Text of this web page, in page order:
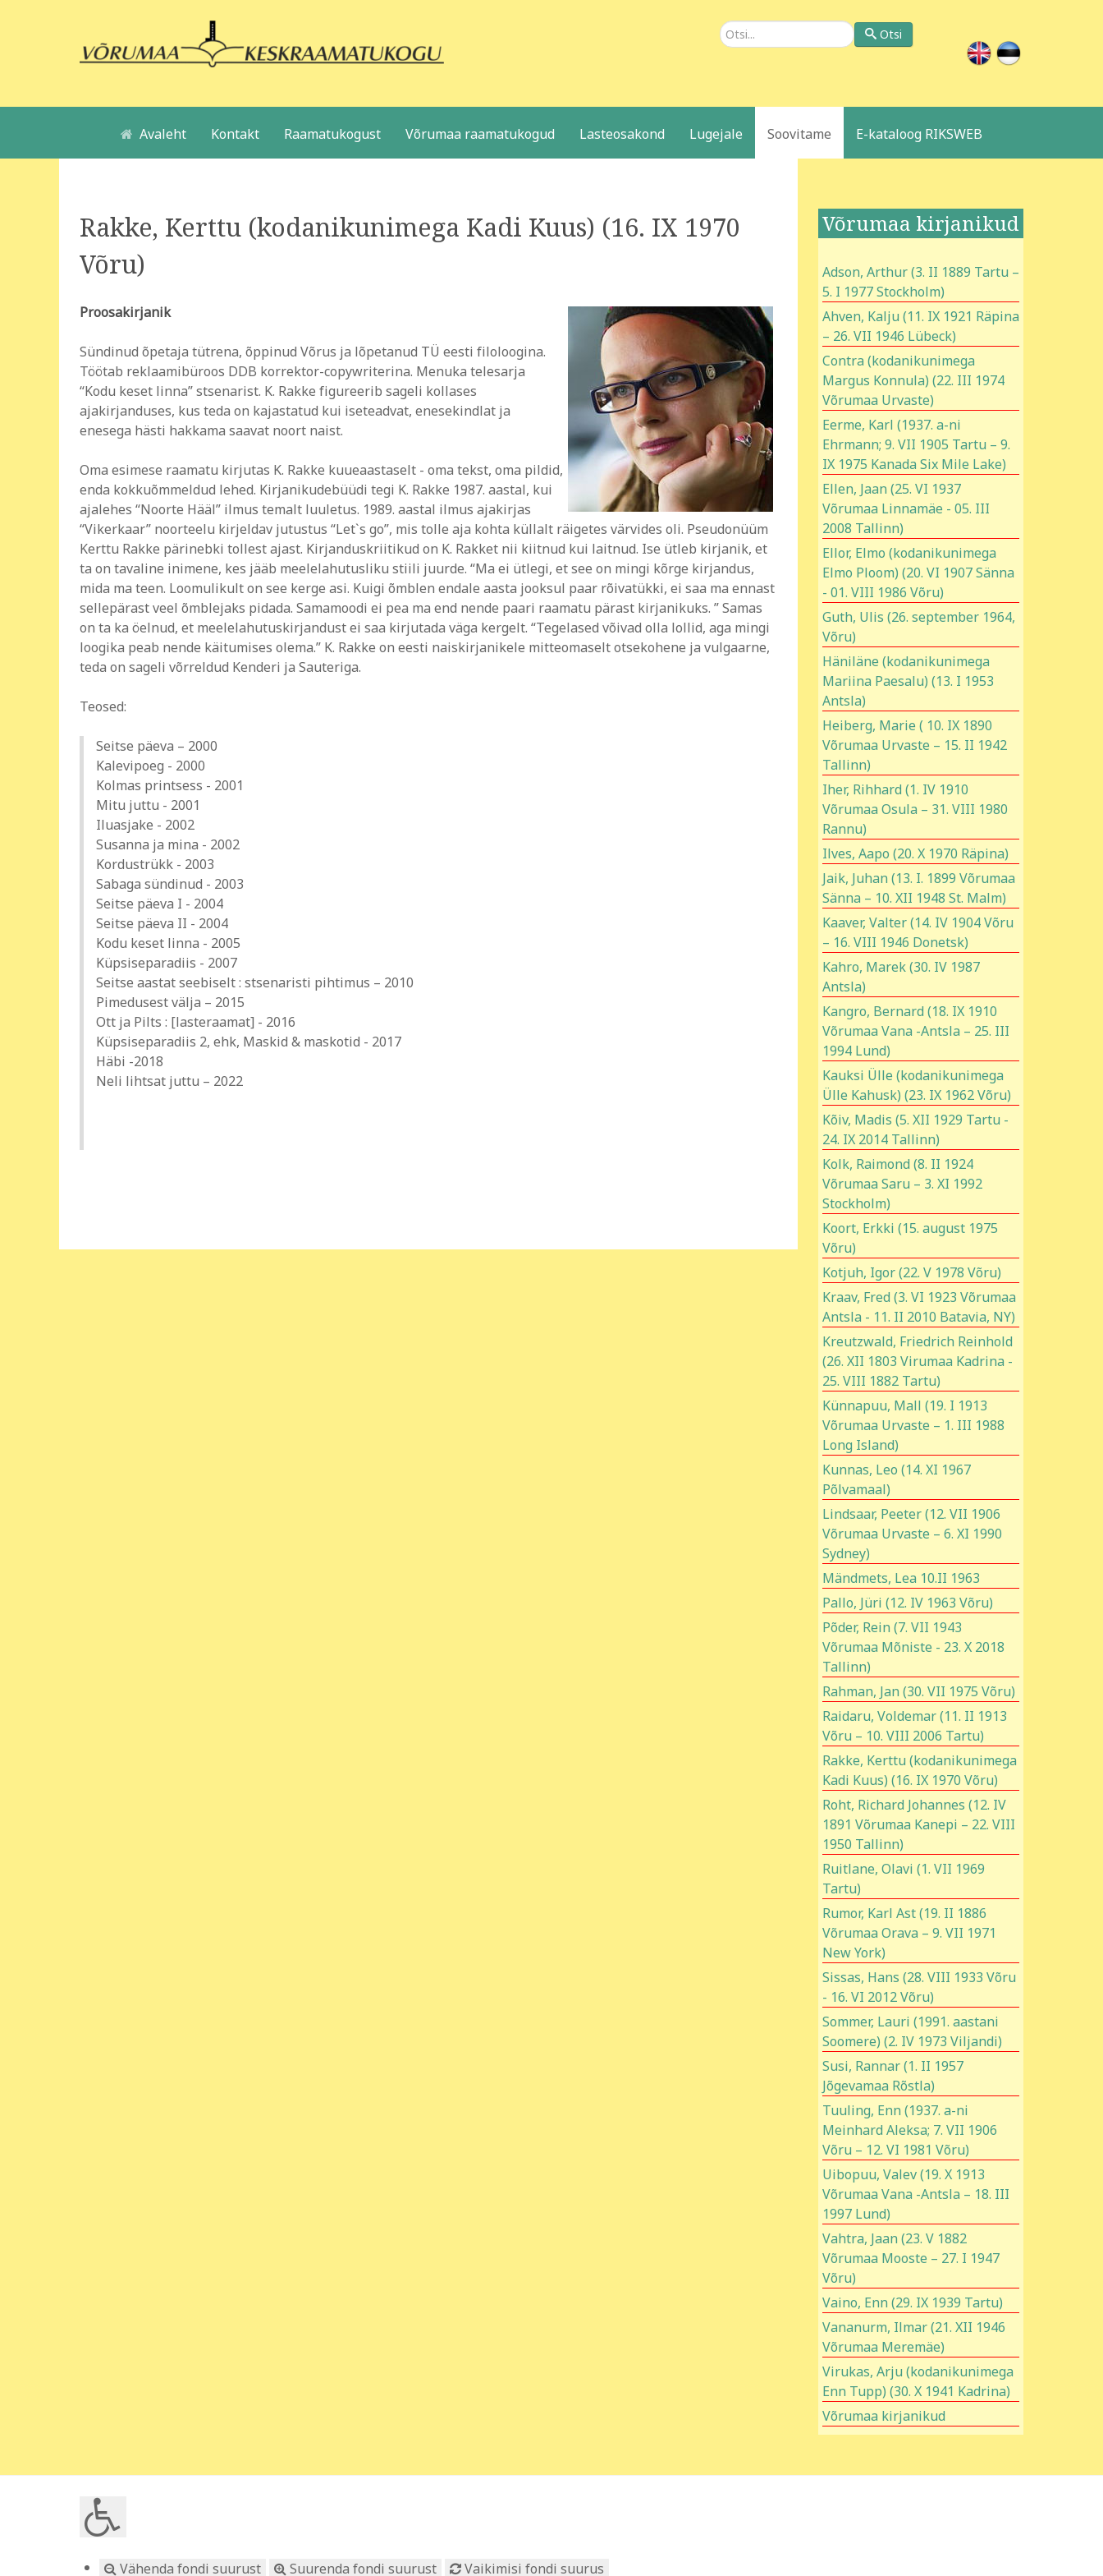
Otsi Otsi
Avaleht Kontakt Raamatukogust Võrumaa raamatukogud Lasteosakond Lugejale Soovitame E-kataloog RIKSWEB
Rakke, Kerttu (kodanikunimega Kadi Kuus) (16. IX 1970
Võru)
Proosakirjanik
Sündinud õpetaja tütrena, õppinud Võrus ja lõpetanud TÜ eesti filoloogina.
Töötab reklaamibüroos DDB korrektor-copywriterina. Menuka telesarja
“Kodu keset linna” stsenarist. K. Rakke figureerib sageli kollases
ajakirjanduses, kus teda on kajastatud kui iseteadvat, enesekindlat ja
enesega hästi hakkama saavat noort naist.
Oma esimese raamatu kirjutas K. Rakke kuueaastaselt - oma tekst, oma pildid,
enda kokkuõmmeldud lehed. Kirjanikudebüüdi tegi K. Rakke 1987. aastal, kui
ajalehes “Noorte Hääl” ilmus temalt luuletus. 1989. aastal ilmus ajakirjas
“Vikerkaar” noorteelu kirjeldav jutustus “Let`s go”, mis tolle aja kohta küllalt räigetes värvides oli. Pseudonüüm
Kerttu Rakke pärinebki tollest ajast. Kirjanduskriitikud on K. Rakket nii kiitnud kui laitnud. Ise ütleb kirjanik, et
ta on tavaline inimene, kes jääb meelelahutusliku stiili juurde. “Ma ei ütlegi, et see on mingi kõrge kirjandus,
mida ma teen. Loomulikult on see kerge asi. Kuigi õmblen endale aasta jooksul paar rõivatükki, ei saa ma ennast
sellepärast veel õmblejaks pidada. Samamoodi ei pea ma end nende paari raamatu pärast kirjanikuks. ” Samas
on ta ka öelnud, et meelelahutuskirjandust ei saa kirjutada väga kergelt. “Tegelased võivad olla lollid, aga mingi
loogika peab nende käitumises olema.” K. Rakke on eesti naiskirjanikele mitteomaselt otsekohene ja vulgaarne,
teda on sageli võrreldud Kenderi ja Sauteriga.
Teosed:
Seitse päeva – 2000
Kalevipoeg - 2000
Kolmas printsess - 2001
Mitu juttu - 2001
Iluasjake - 2002
Susanna ja mina - 2002
Kordustrükk - 2003
Sabaga sündinud - 2003
Seitse päeva I - 2004
Seitse päeva II - 2004
Kodu keset linna - 2005
Küpsiseparadiis - 2007
Seitse aastat seebiselt : stsenaristi pihtimus – 2010
Pimedusest välja – 2015
Ott ja Pilts : [lasteraamat] - 2016
Küpsiseparadiis 2, ehk, Maskid & maskotid - 2017
Häbi -2018
Neli lihtsat juttu – 2022
Võrumaa kirjanikud
Adson, Arthur (3. II 1889 Tartu –
5. I 1977 Stockholm)
Ahven, Kalju (11. IX 1921 Räpina
– 26. VII 1946 Lübeck)
Contra (kodanikunimega
Margus Konnula) (22. III 1974
Võrumaa Urvaste)
Eerme, Karl (1937. a-ni
Ehrmann; 9. VII 1905 Tartu – 9.
IX 1975 Kanada Six Mile Lake)
Ellen, Jaan (25. VI 1937
Võrumaa Linnamäe - 05. III
2008 Tallinn)
Ellor, Elmo (kodanikunimega
Elmo Ploom) (20. VI 1907 Sänna
- 01. VIII 1986 Võru)
Guth, Ulis (26. september 1964,
Võru)
Häniläne (kodanikunimega
Mariina Paesalu) (13. I 1953
Antsla)
Heiberg, Marie ( 10. IX 1890
Võrumaa Urvaste – 15. II 1942
Tallinn)
Iher, Rihhard (1. IV 1910
Võrumaa Osula – 31. VIII 1980
Rannu)
Ilves, Aapo (20. X 1970 Räpina)
Jaik, Juhan (13. I. 1899 Võrumaa
Sänna – 10. XII 1948 St. Malm)
Kaaver, Valter (14. IV 1904 Võru
– 16. VIII 1946 Donetsk)
Kahro, Marek (30. IV 1987
Antsla)
Kangro, Bernard (18. IX 1910
Võrumaa Vana -Antsla – 25. III
1994 Lund)
Kauksi Ülle (kodanikunimega
Ülle Kahusk) (23. IX 1962 Võru)
Kõiv, Madis (5. XII 1929 Tartu -
24. IX 2014 Tallinn)
Kolk, Raimond (8. II 1924
Võrumaa Saru – 3. XI 1992
Stockholm)
Koort, Erkki (15. august 1975
Võru)
Kotjuh, Igor (22. V 1978 Võru)
Kraav, Fred (3. VI 1923 Võrumaa
Antsla - 11. II 2010 Batavia, NY)
Kreutzwald, Friedrich Reinhold
(26. XII 1803 Virumaa Kadrina -
25. VIII 1882 Tartu)
Künnapuu, Mall (19. I 1913
Võrumaa Urvaste – 1. III 1988
Long Island)
Kunnas, Leo (14. XI 1967
Põlvamaal)
Lindsaar, Peeter (12. VII 1906
Võrumaa Urvaste – 6. XI 1990
Sydney)
Mändmets, Lea 10.II 1963
Pallo, Jüri (12. IV 1963 Võru)
Põder, Rein (7. VII 1943
Võrumaa Mõniste - 23. X 2018
Tallinn)
Rahman, Jan (30. VII 1975 Võru)
Raidaru, Voldemar (11. II 1913
Võru – 10. VIII 2006 Tartu)
Rakke, Kerttu (kodanikunimega
Kadi Kuus) (16. IX 1970 Võru)
Roht, Richard Johannes (12. IV
1891 Võrumaa Kanepi – 22. VIII
1950 Tallinn)
Ruitlane, Olavi (1. VII 1969
Tartu)
Rumor, Karl Ast (19. II 1886
Võrumaa Orava – 9. VII 1971
New York)
Sissas, Hans (28. VIII 1933 Võru
- 16. VI 2012 Võru)
Sommer, Lauri (1991. aastani
Soomere) (2. IV 1973 Viljandi)
Susi, Rannar (1. II 1957
Jõgevamaa Rõstla)
Tuuling, Enn (1937. a-ni
Meinhard Aleksa; 7. VII 1906
Võru – 12. VI 1981 Võru)
Uibopuu, Valev (19. X 1913
Võrumaa Vana -Antsla – 18. III
1997 Lund)
Vahtra, Jaan (23. V 1882
Võrumaa Mooste – 27. I 1947
Võru)
Vaino, Enn (29. IX 1939 Tartu)
Vananurm, Ilmar (21. XII 1946
Võrumaa Meremäe)
Virukas, Arju (kodanikunimega
Enn Tupp) (30. X 1941 Kadrina)
Võrumaa kirjanikud
Vähenda fondi suurust Suurenda fondi suurust Vaikimisi fondi suurus